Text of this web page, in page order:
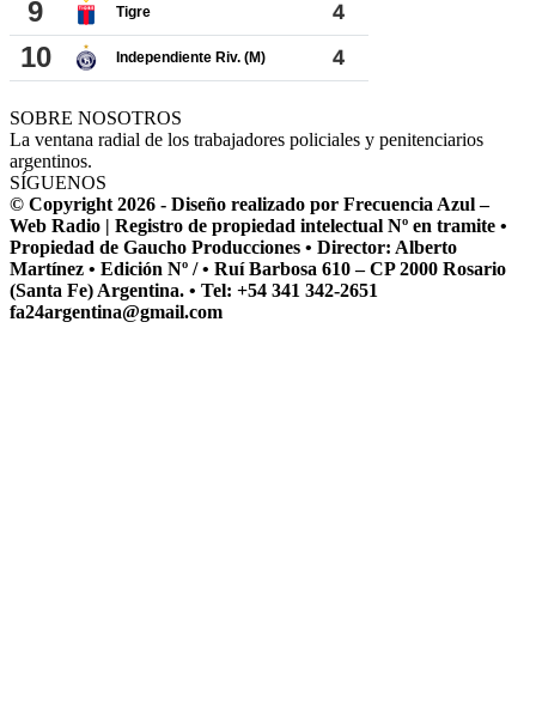
SOBRE NOSOTROS
La ventana radial de los trabajadores policiales y penitenciarios
argentinos.
SÍGUENOS
© Copyright 2026 - Diseño realizado por Frecuencia Azul –
Web Radio | Registro de propiedad intelectual Nº en tramite •
Propiedad de Gaucho Producciones • Director: Alberto
Martínez • Edición Nº / • Ruí Barbosa 610 – CP 2000 Rosario
(Santa Fe) Argentina. • Tel: +54 341 342-2651
fa24argentina@gmail.com